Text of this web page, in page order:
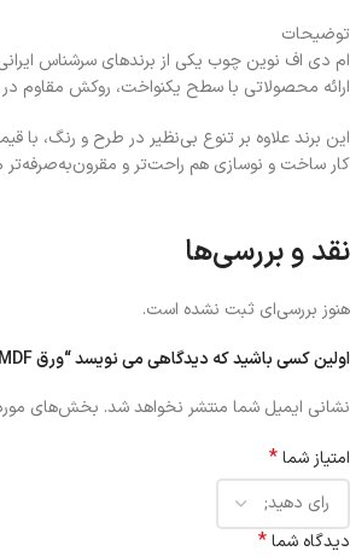
توضیحات
ام دی اف نوین چوب یکی از برندهای سرشناس ایرانی
ارائه محصولاتی با سطح یکنواخت، روکش مقاوم در
این برند علاوه بر تنوع بی‌نظیر در طرح و رنگ،
کار ساخت و نوسازی هم راحت‌تر و مقرون‌به‌صرفه‌تر
نقد و بررسی‌ها
هنوز بررسی‌ای ثبت نشده است.
اولین کسی باشید که دیدگاهی می نویسد “ورق MDF نوین چوب کد ۸۰۷ | برجسته ۱۶ میل”
نشانی ایمیل شما منتشر نخواهد شد. بخش‌های
امتیاز شما*
دیدگاه شما*